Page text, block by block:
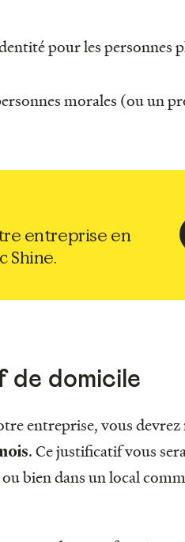
pour les personnes
morales (ou un
entreprise en
Shine.
domicile
entreprise, vous
. Ce justificatif vous
bien dans un local